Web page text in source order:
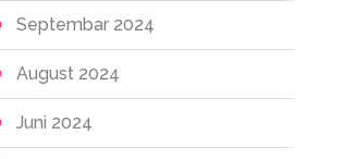
Septembar 2024
August 2024
Juni 2024